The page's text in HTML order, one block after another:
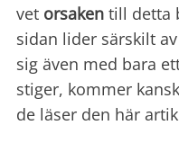
vet orsaken till detta
sidan lider särskilt av
sig även med bara
stiger, kommer
de läser den här